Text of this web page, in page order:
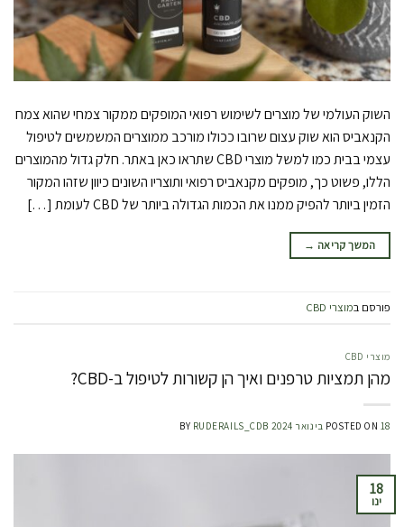
השוק העולמי של מוצרים לשימוש רפואי המופקים ממקור צמחי שהוא צמח
הקנאביס הוא שוק עצום שרובו ככולו מורכב ממוצרים המשמשים לטיפול
עצמי בבית כמו למשל מוצרי CBD שתראו כאן באתר. חלק גדול מהמוצרים
הללו, פשוט כך, מופקים מקנאביס רפואי ותוצריו השונים כיוון שזהו המקור
הזמין ביותר להפיק ממנו את הכמות הגדולה ביותר של CBD לעומת […]
המשך קריאה →
פורסם במוצרי CBD
מוצרי CBD
מהן תמציות טרפנים ואיך הן קשורות לטיפול ב-CBD?
POSTED ON 18 בינואר 2024 BY RUDERAILS_CDB
18
ינו